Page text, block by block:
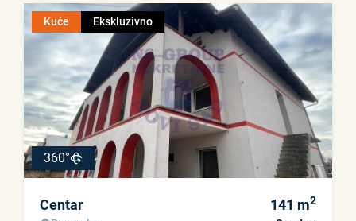
Kuće Ekskluzivno
360°
Centar 141 m2